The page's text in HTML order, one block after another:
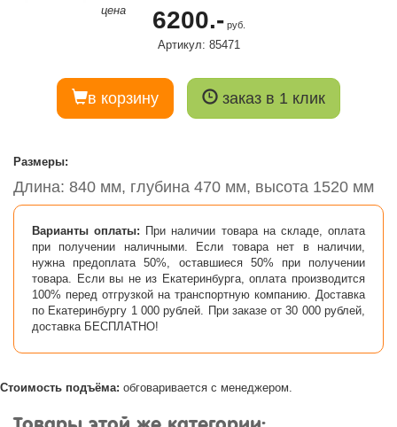
цена 6200.-руб.
Артикул: 85471
в корзину заказ в 1 клик
Размеры:
Длина: 840 мм, глубина 470 мм, высота 1520 мм
Варианты оплаты: При наличии товара на складе, оплата
при получении наличными. Если товара нет в наличии,
нужна предоплата 50%, оставшиеся 50% при получении
товара. Если вы не из Екатеринбурга, оплата производится
100% перед отгрузкой на транспортную компанию. Доставка
по Екатеринбургу 1 000 рублей. При заказе от 30 000 рублей,
доставка БЕСПЛАТНО!
Стоимость подъёма: обговаривается с менеджером.